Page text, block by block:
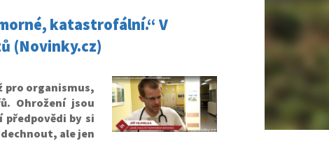
katastrofální.“ V
(Novinky.cz)
pro organismus,
Ohrožení jsou
by si
ale jen